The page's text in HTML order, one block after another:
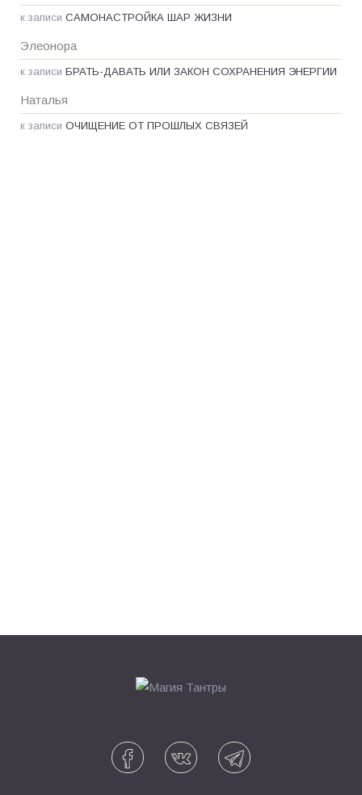
к записи САМОНАСТРОЙКА ШАР ЖИЗНИ
Элеонора
к записи БРАТЬ-ДАВАТЬ ИЛИ ЗАКОН СОХРАНЕНИЯ ЭНЕРГИИ
Наталья
к записи ОЧИЩЕНИЕ ОТ ПРОШЛЫХ СВЯЗЕЙ